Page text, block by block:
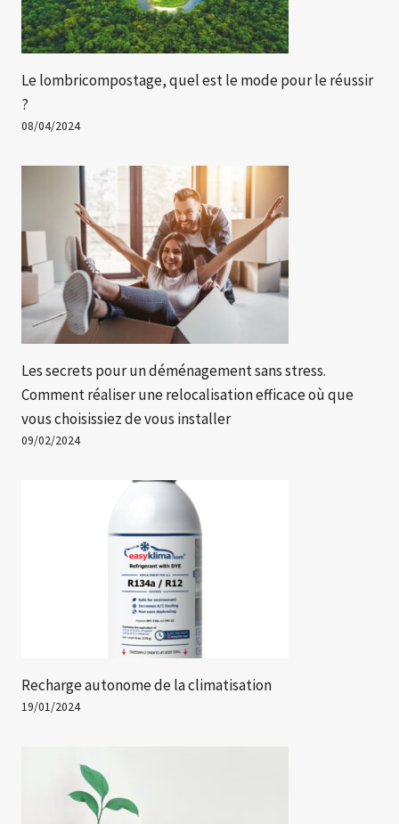
Le lombricompostage, quel est le mode pour le réussir
?
08/04/2024
Les secrets pour un déménagement sans stress.
Comment réaliser une relocalisation efficace où que
vous choisissiez de vous installer
09/02/2024
Recharge autonome de la climatisation
19/01/2024